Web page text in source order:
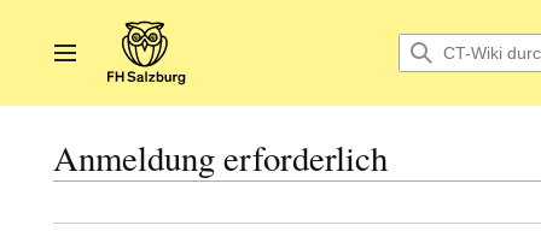
springenHauptmenü
Anmeldung erforderlich